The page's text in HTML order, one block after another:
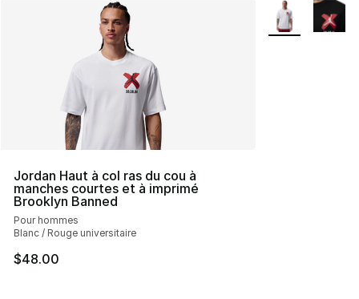
Jordan Haut à col ras du cou à
manches courtes et à imprimé
Brooklyn Banned
Pour hommes
Blanc / Rouge universitaire
$48.00
Plus de